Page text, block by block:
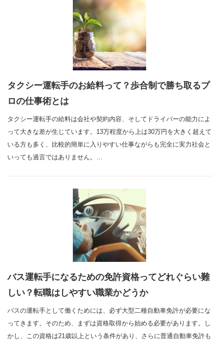
タクシー運転手のお給料って？歩合制で勝ち取るプ
ロの仕事術とは
タクシー運転手の給料は会社や契約内容、そしてドライバーの能力によ
って大きな差が生じています。13万程度から上は30万円を大きく超えて
いる方も多く、比較的簡単に入りやすい仕事ながらも完全に実力社会と
いっても過言ではありません。…
バス運転手になるための免許資格ってどれぐらい難
しい？転職はしやすい職業かどうか
バスの運転手として働くためには、必ず大型二種自動車免許が必要にな
ってきます。そのため、まずは資格取得から始める必要があります。し
かし、この資格は21歳以上という条件があり、さらに普通自動車免許も